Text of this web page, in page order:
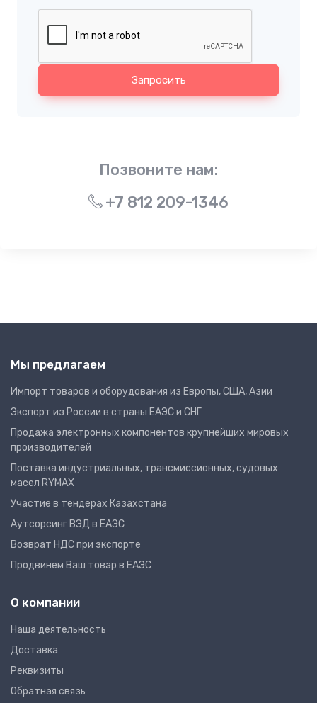
Запросить
Позвоните нам:
+7 812 209-1346
Мы предлагаем
Импорт товаров и оборудования из Европы, США, Азии
Экспорт из России в страны ЕАЭС и СНГ
Продажа электронных компонентов крупнейших мировых
производителей
Поставка индустриальных, трансмиссионных, судовых
масел RYMAX
Участие в тендерах Казахстана
Аутсорсинг ВЭД в ЕАЭС
Возврат НДС при экспорте
Продвинем Ваш товар в ЕАЭС
О компании
Наша деятельность
Доставка
Реквизиты
Обратная связь